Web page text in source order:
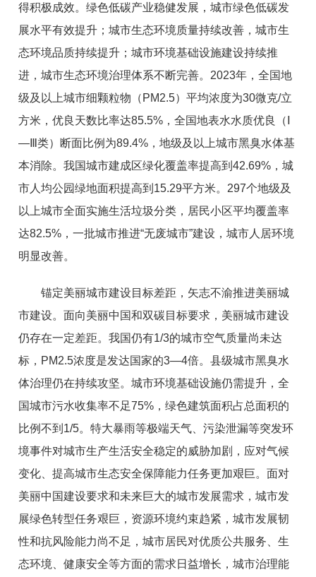
得积极成效。绿色低碳产业稳健发展，城市绿色低碳发
展水平有效提升；城市生态环境质量持续改善，城市生
态环境品质持续提升；城市环境基础设施建设持续推
进，城市生态环境治理体系不断完善。2023年，全国地
级及以上城市细颗粒物（PM2.5）平均浓度为30微克/立
方米，优良天数比率达85.5%，全国地表水水质优良（Ⅰ
—Ⅲ类）断面比例为89.4%，地级及以上城市黑臭水体基
本消除。我国城市建成区绿化覆盖率提高到42.69%，城
市人均公园绿地面积提高到15.29平方米。297个地级及
以上城市全面实施生活垃圾分类，居民小区平均覆盖率
达82.5%，一批城市推进“无废城市”建设，城市人居环境
明显改善。
锚定美丽城市建设目标差距，矢志不渝推进美丽城
市建设。面向美丽中国和双碳目标要求，美丽城市建设
仍存在一定差距。我国仍有1/3的城市空气质量尚未达
标，PM2.5浓度是发达国家的3—4倍。县级城市黑臭水
体治理仍在持续攻坚。城市环境基础设施仍需提升，全
国城市污水收集率不足75%，绿色建筑面积占总面积的
比例不到1/5。特大暴雨等极端天气、污染泄漏等突发环
境事件对城市生产生活安全稳定的威胁加剧，应对气候
变化、提高城市生态安全保障能力任务更加艰巨。面对
美丽中国建设要求和未来巨大的城市发展需求，城市发
展绿色转型任务艰巨，资源环境约束趋紧，城市发展韧
性和抗风险能力尚不足，城市居民对优质公共服务、生
态环境、健康安全等方面的需求日益增长，城市治理能